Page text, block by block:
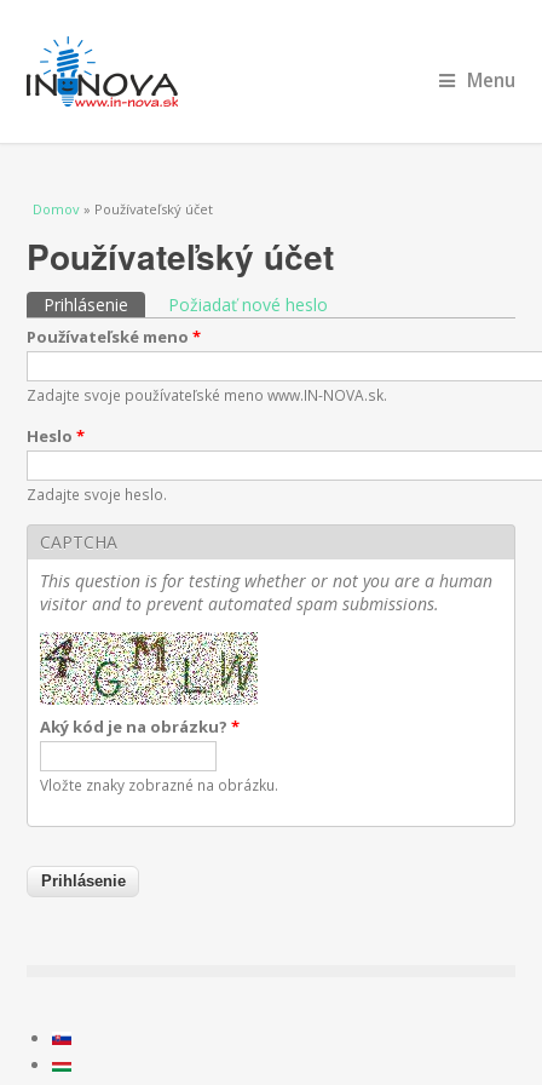
Menu
Nachádzate sa tu
Domov » Používateľský účet
Používateľský účet
Primárne karty
Prihlásenie (aktívna karta)
Požiadať nové heslo
Používateľské meno*
Zadajte svoje používateľské meno www.IN-NOVA.sk.
Heslo*
Zadajte svoje heslo.
CAPTCHA
This question is for testing whether or not you are a human
visitor and to prevent automated spam submissions.
Aký kód je na obrázku?*
Vložte znaky zobrazné na obrázku.